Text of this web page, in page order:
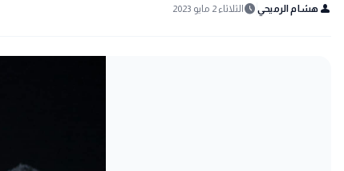
person هشام الرميحي schedule الثلاثاء 2 مايو 2023